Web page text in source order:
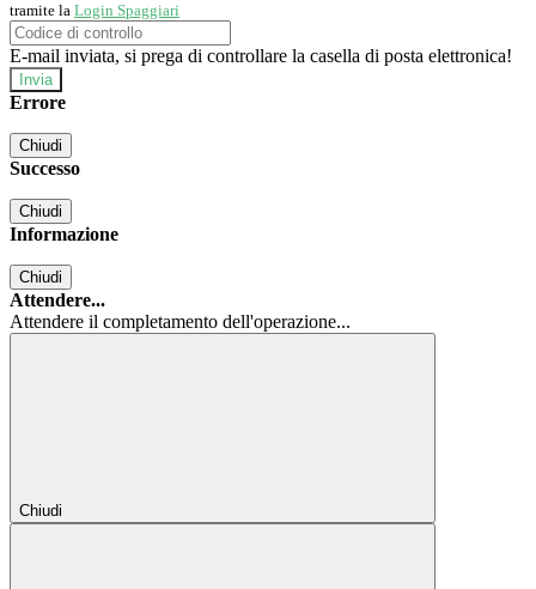
tramite la Login Spaggiari
E-mail inviata, si prega di controllare la casella di posta elettronica!
Errore
Chiudi
Successo
Chiudi
Informazione
Chiudi
Attendere...
Attendere il completamento dell'operazione...
Chiudi